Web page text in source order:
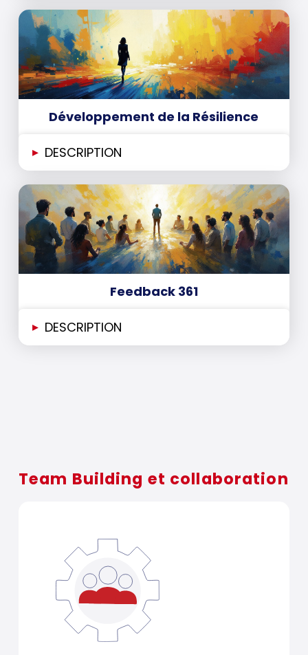
Développement de la Résilience
▸ DESCRIPTION
Feedback 361
▸ DESCRIPTION
Team Building et collaboration